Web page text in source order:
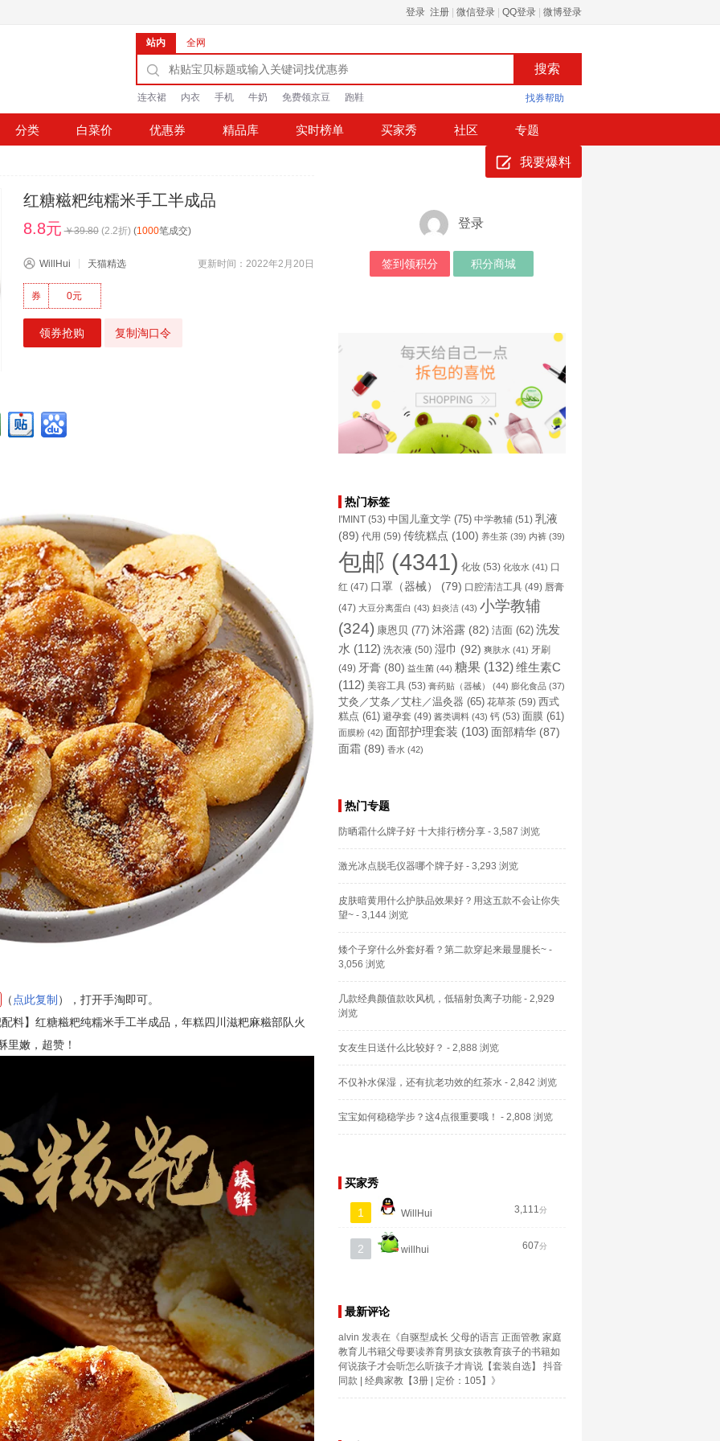
登录 注册 微信登录 QQ登录 微博登录
站内 全网
连衣裙 内衣 手机 牛奶 免费领京豆 跑鞋 找券帮助
分类 白菜价 优惠券 精品库 实时榜单 买家秀 社区 专题
我要爆料
红糖糍粑纯糯米手工半成品
8.8元 ￥39.80 (2.2折) (1000笔成交)
WillHui 天猫精选 更新时间：2022年2月20日
0元
券
领券抢购 复制淘口令
（ 点此复制 ），打开手淘即可。
料】红糖糍粑纯糯米手工半成品，年糕四川滋粑麻糍部队火
里嫩，超赞！
登录
签到领积分 积分商城
热门标签
I'MINT(53) 中国儿童文学(75) 中学教辅(51) 乳液
(89) 代用 (59) 传统糕点 (100) 养生茶(39) 内裤(39)
包邮 (4341) 化妆(53) 化妆水 (41) 口
红 (47) 口罩（器械） (79) 口腔清洁工具(49) 唇膏
(47) 大豆分离蛋白 (43) 妇炎洁(43) 小学教辅
(324) 康恩贝 (77) 沐浴露(82) 洁面 (62) 洗发
水 (112) 洗衣液 (50) 湿巾 (92) 爽肤水 (41) 牙刷
(49) 牙膏(80) 益生菌(44) 糖果(132)维生素C
(112) 美容工具(53) 膏药贴（器械） (44) 膨化食品(37)
艾灸／艾条／艾柱／温灸器 (65) 花草茶(59) 西式
糕点 (61) 避孕套 (49) 酱类调料(43) 钙(53) 面膜 (61)
面膜粉(42) 面部护理套装 (103) 面部精华(87)
面霜(89) 香水 (42)
热门专题
防晒霜什么牌子好 十大排行榜分享- 3,587 浏览
激光冰点脱毛仪器哪个牌子好- 3,293 浏览
皮肤暗黄用什么护肤品效果好？用这五款不会让你失
望~- 3,144 浏览
矮个子穿什么外套好看？第二款穿起来最显腿长~-
3,056 浏览
几款经典颜值款吹风机，低辐射负离子功能- 2,929
浏览
女友生日送什么比较好？ - 2,888 浏览
不仅补水保湿，还有抗老功效的红茶水- 2,842 浏览
宝宝如何稳稳学步？这4点很重要哦！ - 2,808 浏览
买家秀
1 WillHui 3,111分
2 willhui 607分
最新评论
alvin 发表在《自驱型成长 父母的语言 正面管教 家庭
教育儿书籍父母要读养育男孩女孩教育孩子的书籍如
何说孩子才会听怎么听孩子才肯说【套装自选】 抖音
同款 | 经典家教【3册 | 定价：105】 》